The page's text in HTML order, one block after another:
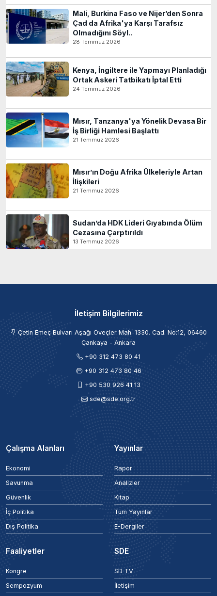
Mali, Burkina Faso ve Nijer’den Sonra
Çad da Afrika'ya Karşı Tarafsız
Olmadığını Söyl..
28 Temmuz 2026
Kenya, İngiltere ile Yapmayı Planladığı
Ortak Askeri Tatbikatı İptal Etti
24 Temmuz 2026
Mısır, Tanzanya'ya Yönelik Devasa Bir
İş Birliği Hamlesi Başlattı
21 Temmuz 2026
Mısır’ın Doğu Afrika Ülkeleriyle Artan
İlişkileri
21 Temmuz 2026
Sudan’da HDK Lideri Gıyabında Ölüm
Cezasına Çarptırıldı
13 Temmuz 2026
İletişim Bilgilerimiz
Çetin Emeç Bulvarı Aşağı Öveçler Mah. 1330. Cad. No:12, 06460
Çankaya - Ankara
+90 312 473 80 41
+90 312 473 80 46
+90 530 926 41 13
sde@sde.org.tr
Çalışma Alanları
Ekonomi
Savunma
Güvenlik
İç Politika
Dış Politika
Yayınlar
Rapor
Analizler
Kitap
Tüm Yayınlar
E-Dergiler
Faaliyetler
Kongre
Sempozyum
SDE
SD TV
İletişim